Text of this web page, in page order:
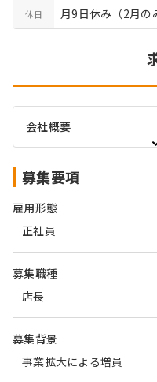
休日 月9日休み（2月の
会社概要
募集要項
雇用形態
正社員
募集職種
店長
募集背景
事業拡大による増員